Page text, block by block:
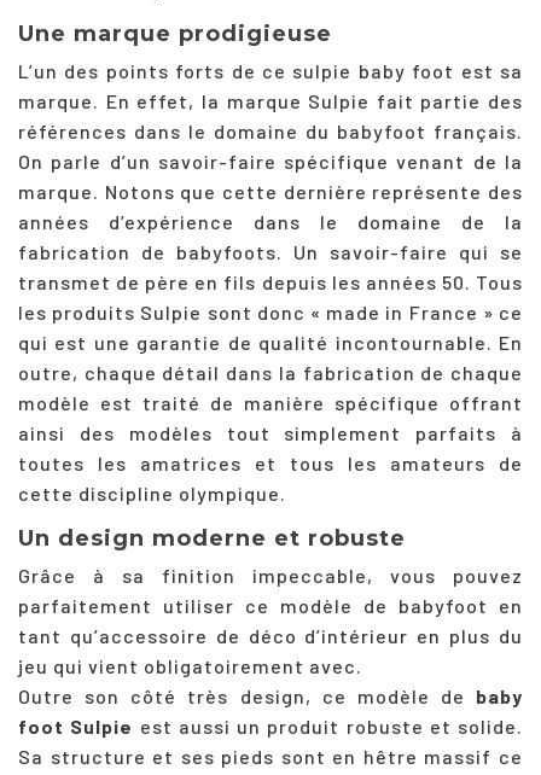
Une marque prodigieuse
L’un des points forts de ce sulpie baby foot est sa
marque. En effet, la marque Sulpie fait partie des
références dans le domaine du babyfoot français.
On parle d’un savoir-faire spécifique venant de la
marque. Notons que cette dernière représente des
années d’expérience dans le domaine de la
fabrication de babyfoots. Un savoir-faire qui se
transmet de père en fils depuis les années 50. Tous
les produits Sulpie sont donc « made in France » ce
qui est une garantie de qualité incontournable. En
outre, chaque détail dans la fabrication de chaque
modèle est traité de manière spécifique offrant
ainsi des modèles tout simplement parfaits à
toutes les amatrices et tous les amateurs de
cette discipline olympique.
Un design moderne et robuste
Grâce à sa finition impeccable, vous pouvez
parfaitement utiliser ce modèle de babyfoot en
tant qu’accessoire de déco d’intérieur en plus du
jeu qui vient obligatoirement avec.
Outre son côté très design, ce modèle de baby
foot Sulpie est aussi un produit robuste et solide.
Sa structure et ses pieds sont en hêtre massif ce